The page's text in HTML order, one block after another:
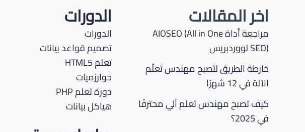
اخر المقالات
مراجعة أداة AIOSEO (All in One
SEO) لووردبريس
خارطة الطريق لتصبح مهندس تعلّم
الآلة في 12 شهرًا
كيف تصبح مهندس تعلم آلي محترفًا
في 2025؟
الدورات
الدورات
تصميم قواعد بيانات
تعلم HTML5
خوارزميات
دورة تعلم PHP
هياكل بيانات